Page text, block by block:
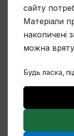
сайту
Матеріали
накопичені
можна
Будь ласка,